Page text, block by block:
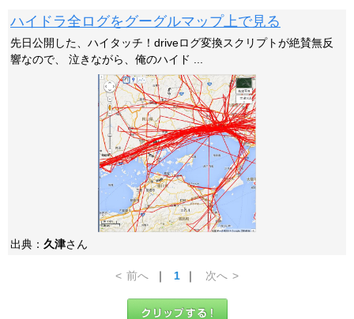
ハイドラ全ログをグーグルマップ上で見る
先日公開した、ハイタッチ！driveログ変換スクリプトが絶賛無反
響なので、 泣きながら、俺のハイド ...
出典： 久津さん
< 前へ ｜ 1 ｜ 次へ >